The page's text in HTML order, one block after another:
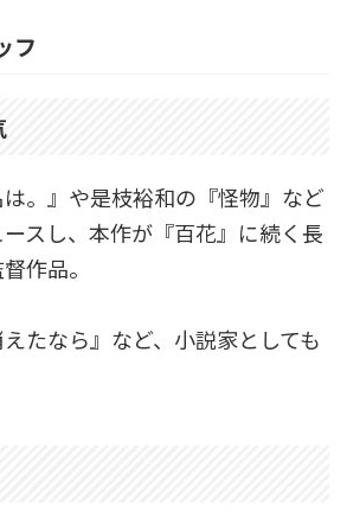
フ
。』や是枝裕和の『怪物』など
スし、本作が『百花』に続く長
作品。
えたなら』など、小説家としても